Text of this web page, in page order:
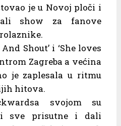
je u Novoj ploči i
show za fanove
And Shout’ i ‘She loves
Zagreba a većina
je zaplesala u ritmu
hitova.
svojom su
sve prisutne i dali